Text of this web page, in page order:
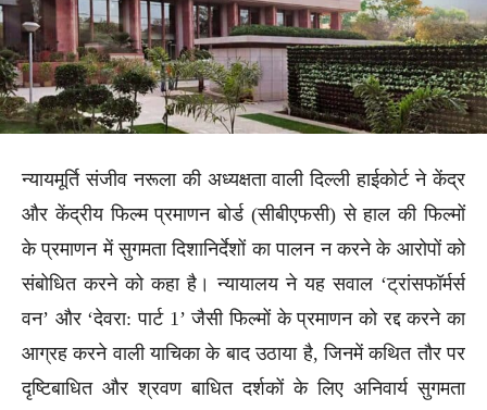
न्यायमूर्ति संजीव नरूला की अध्यक्षता वाली दिल्ली हाईकोर्ट ने केंद्र
और केंद्रीय फिल्म प्रमाणन बोर्ड (सीबीएफसी) से हाल की फिल्मों
के प्रमाणन में सुगमता दिशानिर्देशों का पालन न करने के आरोपों को
संबोधित करने को कहा है। न्यायालय ने यह सवाल ‘ट्रांसफॉर्मर्स
वन’ और ‘देवरा: पार्ट 1’ जैसी फिल्मों के प्रमाणन को रद्द करने का
आग्रह करने वाली याचिका के बाद उठाया है, जिनमें कथित तौर पर
दृष्टिबाधित और श्रवण बाधित दर्शकों के लिए अनिवार्य सुगमता